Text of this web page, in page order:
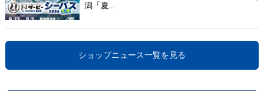
潟「夏…
ショップニュース一覧を見る